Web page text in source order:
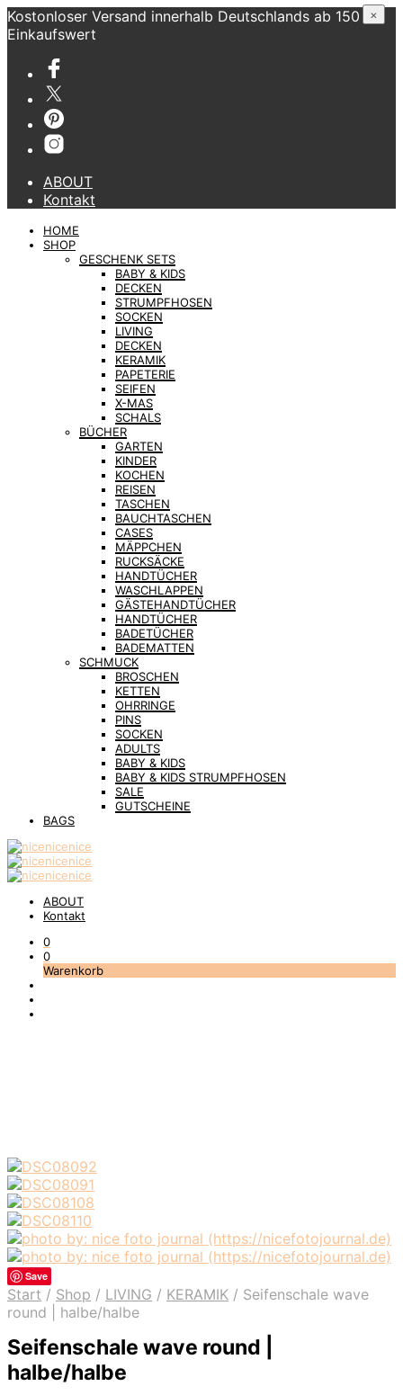
Kostonloser Versand innerhalb Deutschlands ab 150 €
Einkaufswert
ABOUT
Kontakt
HOME
SHOP
GESCHENK SETS
BABY & KIDS
DECKEN
STRUMPFHOSEN
SOCKEN
LIVING
DECKEN
KERAMIK
PAPETERIE
SEIFEN
X-MAS
SCHALS
BÜCHER
GARTEN
KINDER
KOCHEN
REISEN
TASCHEN
BAUCHTASCHEN
CASES
MÄPPCHEN
RUCKSÄCKE
HANDTÜCHER
WASCHLAPPEN
GÄSTEHANDTÜCHER
HANDTÜCHER
BADETÜCHER
BADEMATTEN
SCHMUCK
BROSCHEN
KETTEN
OHRRINGE
PINS
SOCKEN
ADULTS
BABY & KIDS
BABY & KIDS STRUMPFHOSEN
SALE
GUTSCHEINE
BAGS
ABOUT
Kontakt
0
0
Warenkorb
Save
Start / Shop / LIVING / KERAMIK / Seifenschale wave
round | halbe/halbe
Seifenschale wave round |
halbe/halbe
×